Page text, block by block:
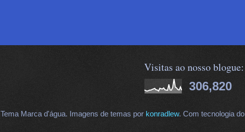
Visitas ao nosso blogue:
306,820
Tema Marca d'água. Imagens de temas por konradlew. Com tecnologia do